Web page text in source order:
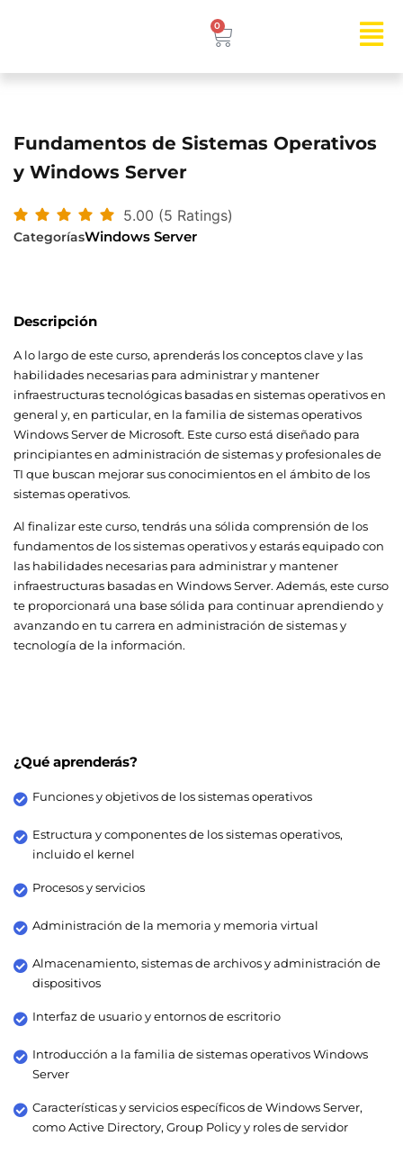
0
Fundamentos de Sistemas Operativos
y Windows Server
5.00 (5 Ratings)
CategoríasWindows Server
Descripción
A lo largo de este curso, aprenderás los conceptos clave y las
habilidades necesarias para administrar y mantener
infraestructuras tecnológicas basadas en sistemas operativos en
general y, en particular, en la familia de sistemas operativos
Windows Server de Microsoft. Este curso está diseñado para
principiantes en administración de sistemas y profesionales de
TI que buscan mejorar sus conocimientos en el ámbito de los
sistemas operativos.
Al finalizar este curso, tendrás una sólida comprensión de los
fundamentos de los sistemas operativos y estarás equipado con
las habilidades necesarias para administrar y mantener
infraestructuras basadas en Windows Server. Además, este curso
te proporcionará una base sólida para continuar aprendiendo y
avanzando en tu carrera en administración de sistemas y
tecnología de la información.
¿Qué aprenderás?
Funciones y objetivos de los sistemas operativos
Estructura y componentes de los sistemas operativos,
incluido el kernel
Procesos y servicios
Administración de la memoria y memoria virtual
Almacenamiento, sistemas de archivos y administración de
dispositivos
Interfaz de usuario y entornos de escritorio
Introducción a la familia de sistemas operativos Windows
Server
Características y servicios específicos de Windows Server,
como Active Directory, Group Policy y roles de servidor